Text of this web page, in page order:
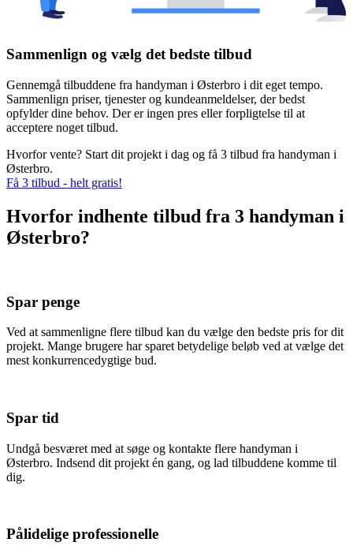
Sammenlign og vælg det bedste tilbud
Gennemgå tilbuddene fra handyman i Østerbro i dit eget tempo.
Sammenlign priser, tjenester og kundeanmeldelser, der bedst
opfylder dine behov. Der er ingen pres eller forpligtelse til at
acceptere noget tilbud.
Hvorfor vente? Start dit projekt i dag og få 3 tilbud fra handyman i
Østerbro.
Få 3 tilbud - helt gratis!
Hvorfor indhente tilbud fra 3 handyman i
Østerbro?
Spar penge
Ved at sammenligne flere tilbud kan du vælge den bedste pris for dit
projekt. Mange brugere har sparet betydelige beløb ved at vælge det
mest konkurrencedygtige bud.
Spar tid
Undgå besværet med at søge og kontakte flere handyman i
Østerbro. Indsend dit projekt én gang, og lad tilbuddene komme til
dig.
Pålidelige professionelle